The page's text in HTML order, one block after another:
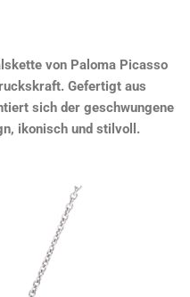
von Paloma Picasso
Gefertigt aus
sich der geschwungene
ikonisch und stilvoll.